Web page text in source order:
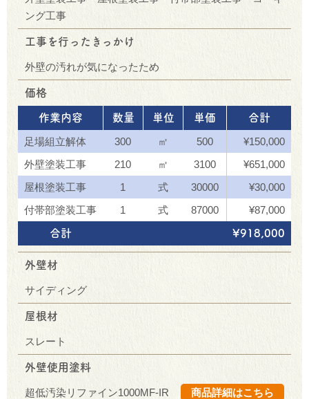
ング工事
工事を行ったきっかけ
外壁の汚れが気になったため
価格
作業内容 数量 単位 単価 合計
足場組立解体 300 ㎡ 500
¥150,000
外壁塗装工事
210 ㎡ 3100
¥651,000
屋根塗装工事
1 式 30000
¥30,000
付帯部塗装工事
1 式 87000 ¥87,000
合計 ¥918,000
外壁材
サイディング
屋根材
スレート
外壁使用塗料
超低汚染リファイン1000MF-IR 商品詳細はこちら